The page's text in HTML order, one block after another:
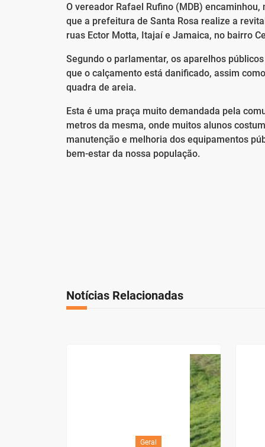
O vereador Rafael Rufino (MDB)
que a prefeitura de Santa Rosa realize a
ruas Ector Motta, Itajaí e Jamaica, no bairro
Segundo o parlamentar, os aparelhos
que o calçamento está danificado, assim
quadra de areia.
Esta é uma praça muito demandada pela
metros da mesma, onde muitos alunos
manutenção e melhoria dos equipamentos
bem-estar da nossa população.
Notícias Relacionadas
Geral